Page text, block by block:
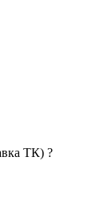
ТК) ?